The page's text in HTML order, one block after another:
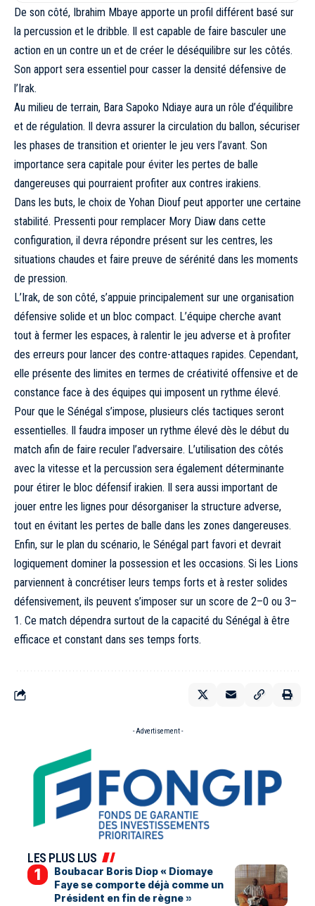
De son côté, Ibrahim Mbaye apporte un profil différent basé sur
la percussion et le dribble. Il est capable de faire basculer une
action en un contre un et de créer le déséquilibre sur les côtés.
Son apport sera essentiel pour casser la densité défensive de
l’Irak.
Au milieu de terrain, Bara Sapoko Ndiaye aura un rôle d’équilibre
et de régulation. Il devra assurer la circulation du ballon, sécuriser
les phases de transition et orienter le jeu vers l’avant. Son
importance sera capitale pour éviter les pertes de balle
dangereuses qui pourraient profiter aux contres irakiens.
Dans les buts, le choix de Yohan Diouf peut apporter une certaine
stabilité. Pressenti pour remplacer Mory Diaw dans cette
configuration, il devra répondre présent sur les centres, les
situations chaudes et faire preuve de sérénité dans les moments
de pression.
L’Irak, de son côté, s’appuie principalement sur une organisation
défensive solide et un bloc compact. L’équipe cherche avant
tout à fermer les espaces, à ralentir le jeu adverse et à profiter
des erreurs pour lancer des contre-attaques rapides. Cependant,
elle présente des limites en termes de créativité offensive et de
constance face à des équipes qui imposent un rythme élevé.
Pour que le Sénégal s’impose, plusieurs clés tactiques seront
essentielles. Il faudra imposer un rythme élevé dès le début du
match afin de faire reculer l’adversaire. L’utilisation des côtés
avec la vitesse et la percussion sera également déterminante
pour étirer le bloc défensif irakien. Il sera aussi important de
jouer entre les lignes pour désorganiser la structure adverse,
tout en évitant les pertes de balle dans les zones dangereuses.
Enfin, sur le plan du scénario, le Sénégal part favori et devrait
logiquement dominer la possession et les occasions. Si les Lions
parviennent à concrétiser leurs temps forts et à rester solides
défensivement, ils peuvent s’imposer sur un score de 2–0 ou 3–
1. Ce match dépendra surtout de la capacité du Sénégal à être
efficace et constant dans ses temps forts.
- Advertisement -
LES PLUS LUS
Boubacar Boris Diop « Diomaye
Faye se comporte déjà comme un
Président en fin de règne »